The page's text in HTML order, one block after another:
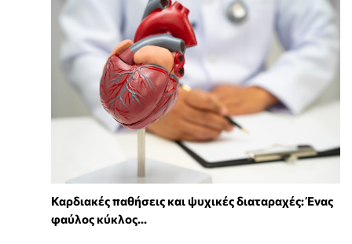
Καρδιακές παθήσεις και ψυχικές διαταραχές: Ένας
φαύλος κύκλος...